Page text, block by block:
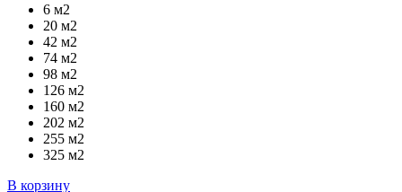
6 м2
20 м2
42 м2
74 м2
98 м2
126 м2
160 м2
202 м2
255 м2
325 м2
В корзину